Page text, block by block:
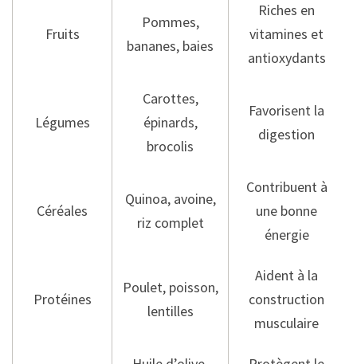
Fruits
Pommes,
bananes, baies
Riches en
vitamines et
antioxydants
Légumes
Carottes,
épinards,
brocolis
Favorisent la
digestion
Céréales
Quinoa, avoine,
riz complet
Contribuent à
une bonne
énergie
Protéines
Poulet, poisson,
lentilles
Aident à la
construction
musculaire